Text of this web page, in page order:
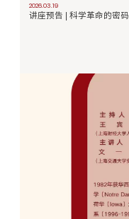
2026.03.19
讲座预告 | 科学革命的密码